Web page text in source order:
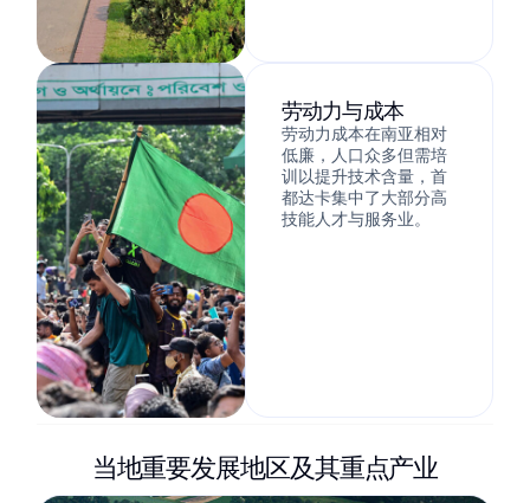
劳动力与成本
劳动力成本在南亚相对
低廉，人口众多但需培
训以提升技术含量，首
都达卡集中了大部分高
技能人才与服务业。
当地重要发展地区及其重点产业